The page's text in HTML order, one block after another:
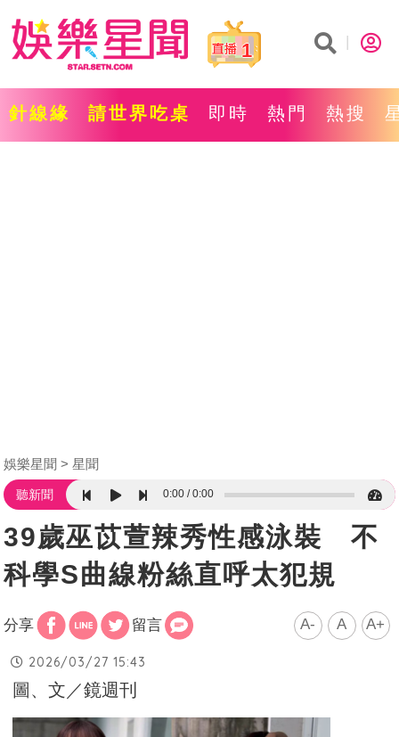
1
針線緣 請世界吃桌 即時 熱門 熱搜
娛樂星聞 星聞
聽新聞 0:00 0:00
39歲巫苡萱辣秀性感泳裝 不
科學S曲線粉絲直呼太犯規
分享 留言 A- A A+
2026/03/27 15:43
圖、文／鏡週刊